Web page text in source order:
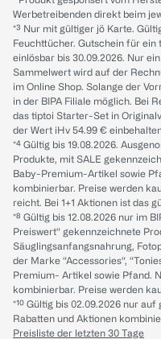
Werbetreibenden direkt beim
*³ Nur mit gültiger jö Karte.
Feuchttücher. Gutschein für
einlösbar bis 30.09.2026. Nur
Sammelwert wird auf der
im Online Shop. Solange der
in der BIPA Filiale möglich. Bei
das tiptoi Starter-Set in
der Wert iHv 54.99 €
*⁴ Gültig bis 19.08.2026.
Produkte, mit SALE
Baby-Premium-Artikel sowie
kombinierbar. Preise werden
reicht. Bei 1+1 Aktionen ist das
*⁸ Gültig bis 12.08.2026 nur im
Preiswert“ gekennzeichnete
Säuglingsanfangsnahrung,
der Marke “Accessories“,
Premium- Artikel sowie Pfand.
kombinierbar. Preise werden
*¹⁰ Gültig bis 02.09.2026 nur
Rabatten und Aktionen
Preisliste der letzten 30 Tage